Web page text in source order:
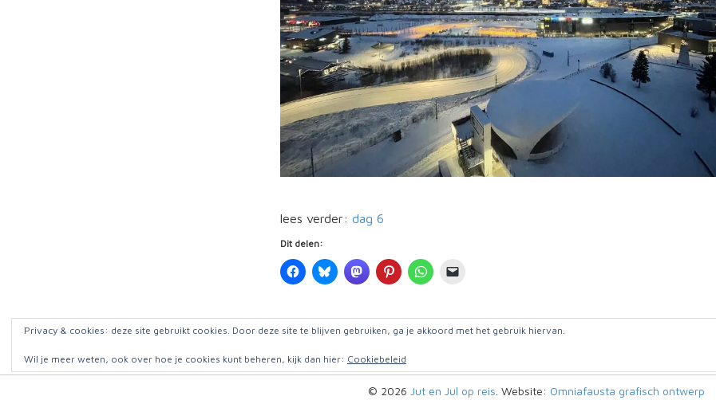
lees verder: dag 6
Dit delen:
Privacy & cookies: deze site gebruikt cookies. Door deze site te blijven gebruiken, ga je akkoord met het gebruik hiervan.
Wil je meer weten, ook over hoe je cookies kunt beheren, kijk dan hier: Cookiebeleid
© 2026 Jut en Jul op reis . Website: Omniafausta grafisch ontwerp